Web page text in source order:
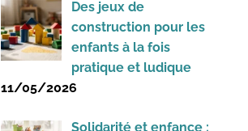
Des jeux de
construction pour les
enfants à la fois
pratique et ludique
11/05/2026
Solidarité et enfance :